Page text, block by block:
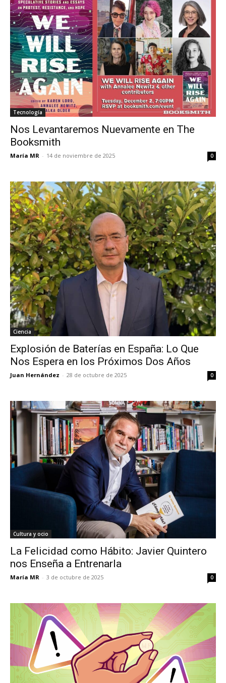
Tecnología
Nos Levantaremos Nuevamente en The
Booksmith
María MR - 14 de noviembre de 2025 0
Ciencia
Explosión de Baterías en España: Lo Que
Nos Espera en los Próximos Dos Años
Juan Hernández - 28 de octubre de 2025 0
Cultura y ocio
La Felicidad como Hábito: Javier Quintero
nos Enseña a Entrenarla
María MR - 3 de octubre de 2025 0